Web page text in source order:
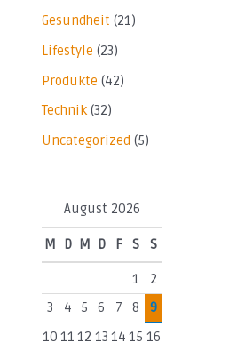
Gesundheit (21)
Lifestyle (23)
Produkte (42)
Technik(32)
Uncategorized (5)
August 2026
M D M D F S S
1
2
3
4 5 6 7 8
9
10 11 12 13 14 15 16